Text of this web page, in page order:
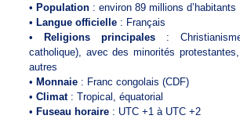
• Population: environ 89 millions d’habitants
• Langue officielle: Français
• Religions principales: Christianisme
catholique), avec des minorités
autres
• Monnaie: Franc congolais (CDF)
• Climat: Tropical, équatorial
• Fuseau horaire: UTC +1 à UTC +2